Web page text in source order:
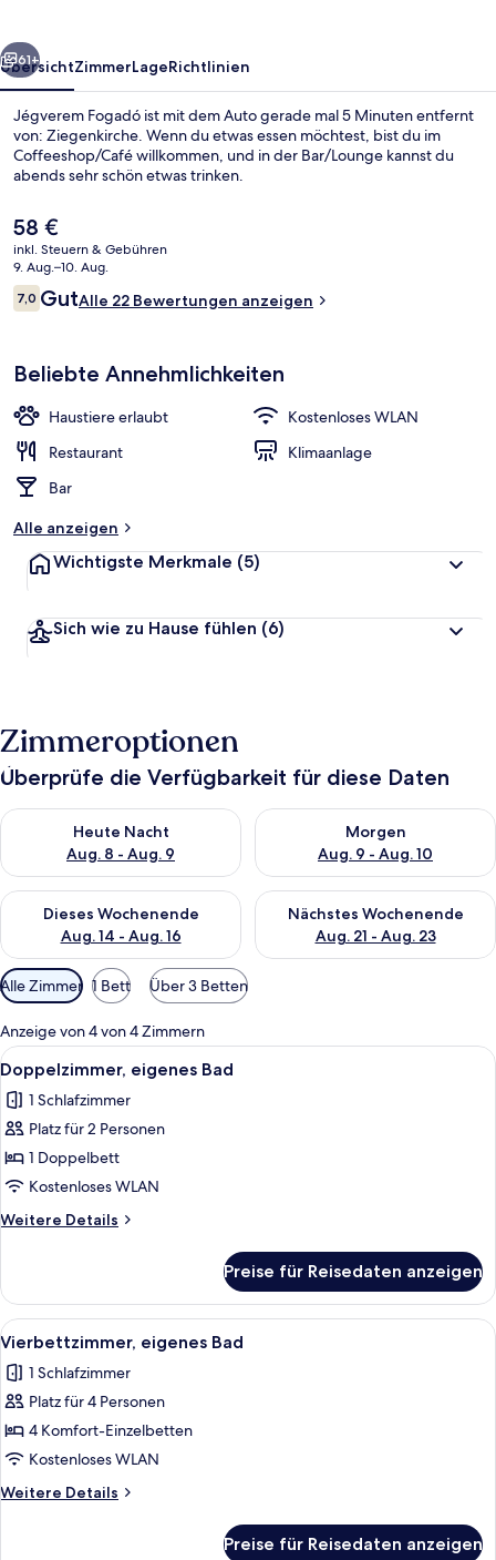
Restaurant
Weiter
61+
ÜbersichtZimmerLageRichtlinien
Jégverem Fogadó ist mit dem Auto gerade mal 5 Minuten entfernt
von: Ziegenkirche. Wenn du etwas essen möchtest, bist du im
Coffeeshop/Café willkommen, und in der Bar/Lounge kannst du
abends sehr schön etwas trinken.
Der
aktuelle
Preis
beträgt
58 €.
58 €
inkl. Steuern & Gebühren
9. Aug.–10. Aug.
Bewertungen
7,07,0 von 10.
GutAlle 22 Bewertungen anzeigen
Beliebte Annehmlichkeiten
Haustiere erlaubt
Kostenloses WLAN
Restaurant
Klimaanlage
Bar
Alle anzeigen
Wichtigste Merkmale (5)
Sich wie zu Hause fühlen (6)
Zimmeroptionen
Überprüfe die Verfügbarkeit für diese Daten
Heute Nacht
Aug. 8 - Aug. 9
Überprüfe die Verfügbarkeit für heute Nacht, Aug. 8 - Aug. 9.
Morgen
Aug. 9 - Aug. 10
Überprüfe die Verfügbarkeit
Dieses Wochenende
Aug. 14 - Aug. 16
Überprüfe die Verfügbarkeit für dieses Wochenende, Aug. 14
Nächstes Wochenende
Aug. 21 - Aug. 23
Überprüfe die Verfügbarkeit
Verfügbare
Filter
für
Zimmer
Alle Zimmer 1 Bett Über 3 Betten
Anzeige von 4 von 4 Zimmern
Alle
Fotos
für
Doppelzimmer,
eigenes
Bad
anzeigen
Ein Schlafzimmer mit einem großen
23
Doppelzimmer, eigenes Bad
1 Schlafzimmer
Platz für 2 Personen
1 Doppelbett
Kostenloses WLAN
Weitere Details
Weitere
eigenes
Bad
Preise für Reisedaten anzeigen
Alle
Fotos
für
Vierbettzimmer,
eigenes
Bad
anzeigen
Ein Schlafzimmer mit Bett,
8
Vierbettzimmer, eigenes Bad
1 Schlafzimmer
Platz für 4 Personen
4 Komfort-Einzelbetten
Kostenloses WLAN
Weitere Details
Weitere
Preise für Reisedaten anzeigen